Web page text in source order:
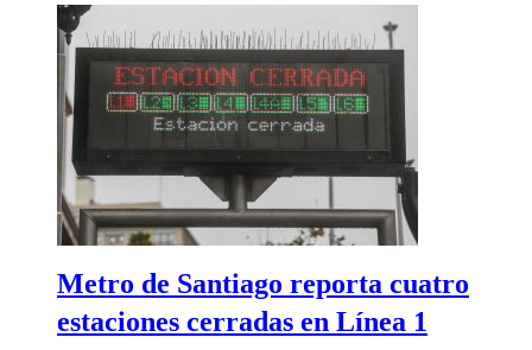
Metro de Santiago reporta cuatro
estaciones cerradas en Línea 1